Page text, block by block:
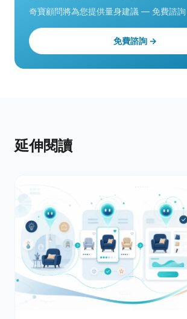
奇寶顧問將為您提供量身建議 — 免費諮詢
免費諮詢 →
延伸閱讀